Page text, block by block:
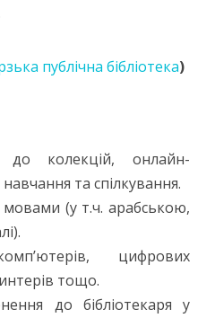
публічна бібліотека)
до колекцій, онлайн-
навчання та спілкування.
мовами (у т.ч. арабською,
цифрових
тощо.
до бібліотекаря у